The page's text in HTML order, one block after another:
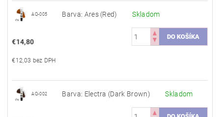
AQ-005 Barva: Ares (Red) Skladom
€14,80
€12,03 bez DPH
AQ-002 Barva: Electra (Dark Brown) Skladom